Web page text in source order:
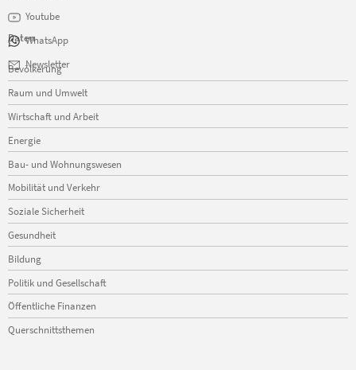
Youtube
WhatsApp
Newsletter
Daten
Navigation
überspringen
Bevölkerung
Raum und Umwelt
Wirtschaft und Arbeit
Energie
Bau- und Wohnungswesen
Mobilität und Verkehr
Soziale Sicherheit
Gesundheit
Bildung
Politik und Gesellschaft
Öffentliche Finanzen
Querschnittsthemen